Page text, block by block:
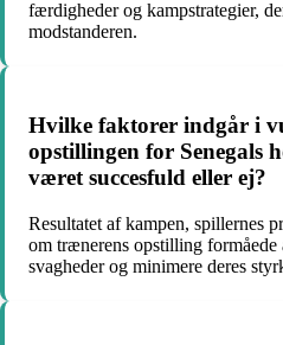
færdigheder og kampstrategier,
modstanderen.
Hvilke faktorer indgår i
opstillingen for Senegals
været succesfuld eller ej?
Resultatet af kampen, spillernes
om trænerens opstilling formåede
svagheder og minimere deres